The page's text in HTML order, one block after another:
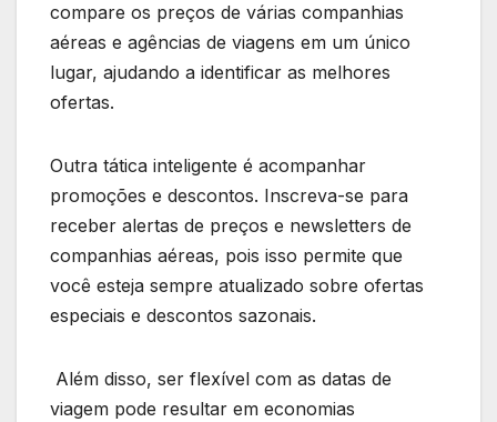
compare os preços de várias companhias
aéreas e agências de viagens em um único
lugar, ajudando a identificar as melhores
ofertas.
Outra tática inteligente é acompanhar
promoções e descontos. Inscreva-se para
receber alertas de preços e newsletters de
companhias aéreas, pois isso permite que
você esteja sempre atualizado sobre ofertas
especiais e descontos sazonais.
Além disso, ser flexível com as datas de
viagem pode resultar em economias